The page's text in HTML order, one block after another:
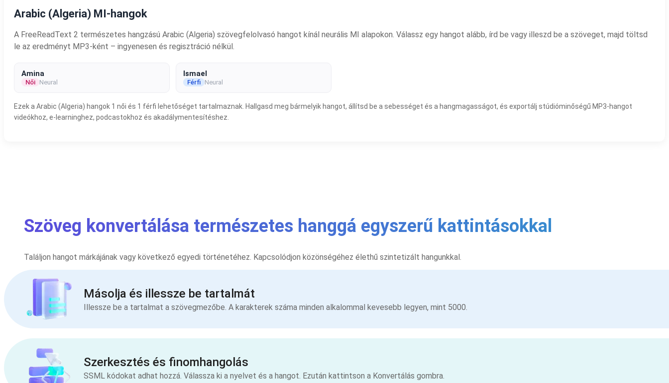
Arabic (Algeria) MI-hangok
A FreeReadText 2 természetes hangzású Arabic (Algeria) szövegfelolvasó hangot kínál neurális MI alapokon. Válassz egy hangot alább, írd be vagy illeszd be a szöveget, majd töltsd
le az eredményt MP3-ként – ingyenesen és regisztráció nélkül.
Amina
Női Neural
Ismael
Férfi Neural
Ezek a Arabic (Algeria) hangok 1 női és 1 férfi lehetőséget tartalmaznak. Hallgasd meg bármelyik hangot, állítsd be a sebességet és a hangmagasságot, és exportálj stúdióminőségű MP3-hangot
videókhoz, e-learninghez, podcastokhoz és akadálymentesítéshez.
Szöveg konvertálása természetes hanggá egyszerű kattintásokkal
Találjon hangot márkájának vagy következő egyedi történetéhez. Kapcsolódjon közönségéhez élethű szintetizált hangunkkal.
Másolja és illessze be tartalmát
Illessze be a tartalmat a szövegmezőbe. A karakterek száma minden alkalommal kevesebb legyen, mint 5000.
Szerkesztés és finomhangolás
SSML kódokat adhat hozzá. Válassza ki a nyelvet és a hangot. Ezután kattintson a Konvertálás gombra.